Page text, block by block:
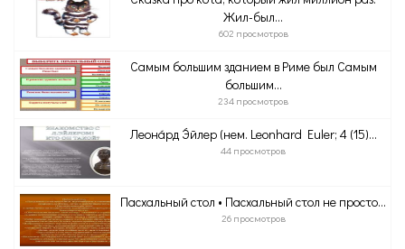
Жил-был...
602 просмотров
Самым большим зданием в Риме был Самым
большим...
234 просмотров
Леона́рд Э́йлер (нем. Leonhard Euler; 4 (15)...
44 просмотров
Пасхальный стол • Пасхальный стол не просто...
26 просмотров